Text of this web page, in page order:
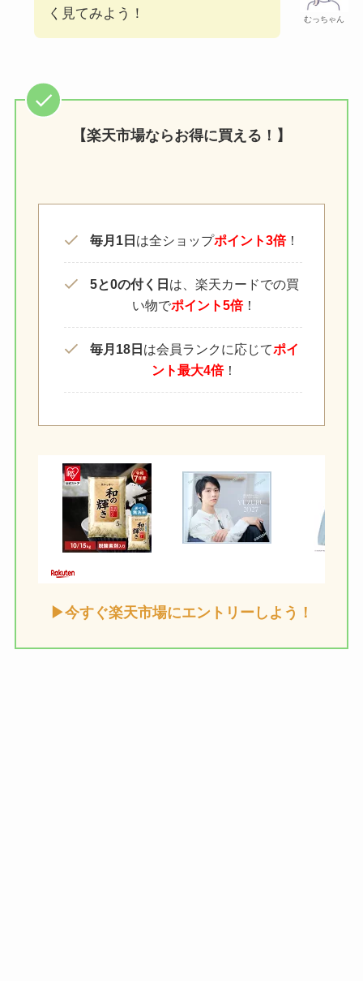
むっちゃん
く見てみよう！
【楽天市場ならお得に買える！】
毎月1日は全ショップポイント3倍
5と0の付く日
は、楽天カードでの買
い物で
ポイント5倍！